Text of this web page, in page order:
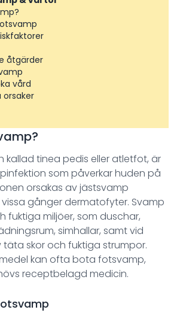
åtgärder
vård
orsaker
kallad tinea pedis eller atletfot, är
som påverkar huden på
orsakas av jästsvamp
gånger dermatofyter. Svamp
fuktiga miljöer, som duschar,
simhallar, samt vid
skor och fuktiga strumpor.
kan ofta bota fotsvamp,
receptbelagd medicin.